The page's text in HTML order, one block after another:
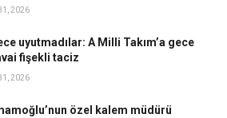
2026
uyutmadılar: A Milli Takım’a gece
fişekli taciz
2026
özel kalem müdürü